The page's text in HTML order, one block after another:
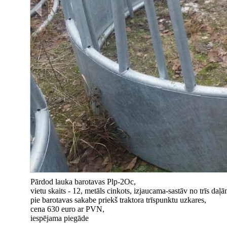
Pārdod lauka barotavas Plp-2Oc,
vietu skaits - 12, metāls cinkots, izjaucama-sastāv no trīs
pie barotavas sakabe priekš traktora trīspunktu uzkares,
cena 630 euro ar PVN,
iespējama piegāde